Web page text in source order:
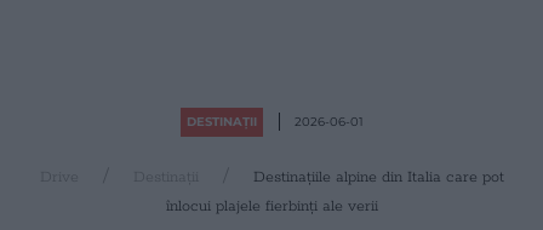
DESTINAȚII 2026-06-01
Drive
Destinațiile alpine din Italia care pot
înlocui plajele fierbinți ale verii